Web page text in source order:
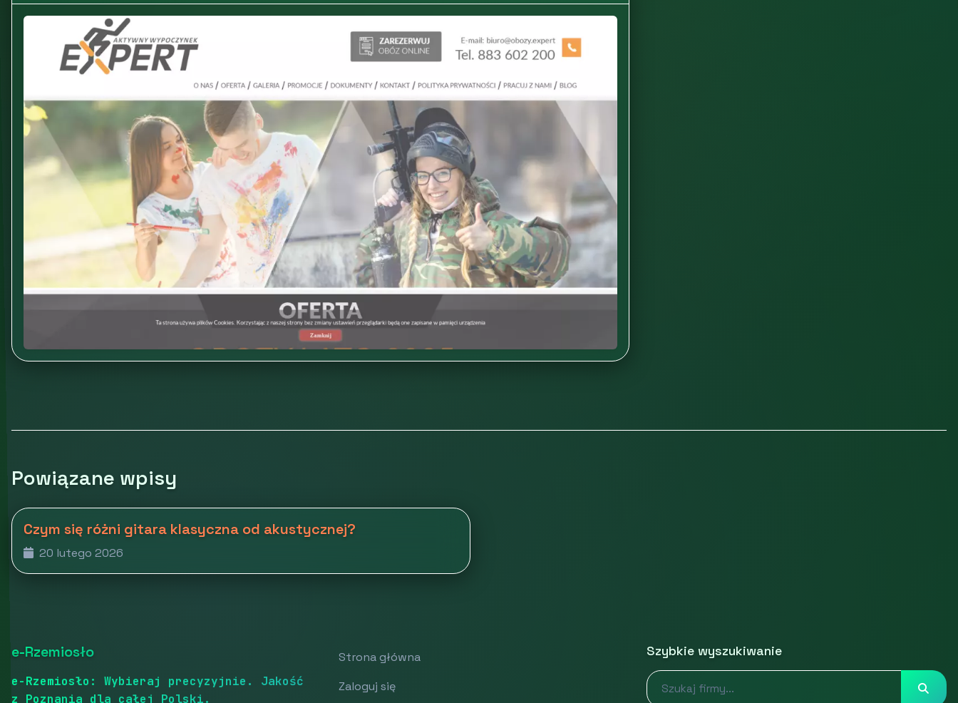
Powiązane wpisy
Czym się różni gitara klasyczna od akustycznej?
20 lutego 2026
e-Rzemiosło
e-Rzemiosło: Wybieraj precyzyjnie. Jakość
z Poznania dla całej Polski.
Strona główna
Zaloguj się
Szybkie wyszukiwanie